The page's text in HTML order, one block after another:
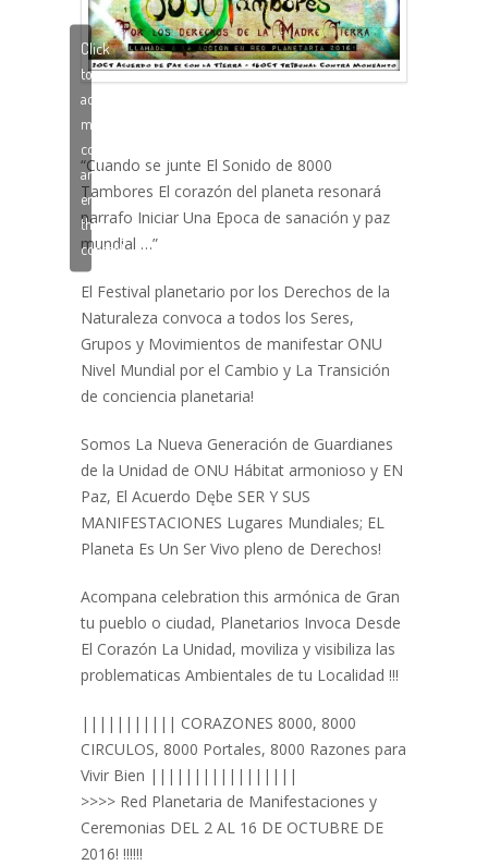
Click
to
accept
marketing
cookies
and
enable
this
content
“Cuando se junte El Sonido de 8000
Tambores El corazón del planeta resonará
parrafo Iniciar Una Epoca de sanación y paz
mundial …”
El Festival planetario por los Derechos de la
Naturaleza convoca a todos los Seres,
Grupos y Movimientos de manifestar ONU
Nivel Mundial por el Cambio y La Transición
de conciencia planetaria!
Somos La Nueva Generación de Guardianes
de la Unidad de ONU Hábitat armonioso y EN
Paz, El Acuerdo Dębe SER Y SUS
MANIFESTACIONES Lugares Mundiales; EL
Planeta Es Un Ser Vivo pleno de Derechos!
Acompana celebration this armónica de Gran
tu pueblo o ciudad, Planetarios Invoca Desde
El Corazón La Unidad, moviliza y visibiliza las
problematicas Ambientales de tu Localidad !!!
||||||||||| CORAZONES 8000, 8000
CIRCULOS, 8000 Portales, 8000 Razones para
Vivir Bien |||||||||||||||||
>>>> Red Planetaria de Manifestaciones y
Ceremonias DEL 2 AL 16 DE OCTUBRE DE
2016! !!!!!!